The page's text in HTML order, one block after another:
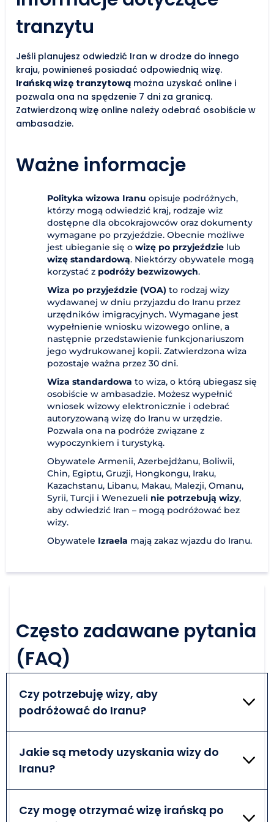
tranzytu
Jeśli planujesz odwiedzić Iran w drodze do innego
kraju, powinieneś posiadać odpowiednią wizę.
Irańską wizę tranzytową można uzyskać online i
pozwala ona na spędzenie 7 dni za granicą.
Zatwierdzoną wizę online należy odebrać osobiście w
ambasadzie.
Ważne informacje
Polityka wizowa Iranu opisuje podróżnych,
którzy mogą odwiedzić kraj, rodzaje wiz
dostępne dla obcokrajowców oraz dokumenty
wymagane po przyjeździe. Obecnie możliwe
jest ubieganie się o wizę po przyjeździe lub
wizę standardową. Niektórzy obywatele mogą
korzystać z podróży bezwizowych.
Wiza po przyjeździe (VOA) to rodzaj wizy
wydawanej w dniu przyjazdu do Iranu przez
urzędników imigracyjnych. Wymagane jest
wypełnienie wniosku wizowego online, a
następnie przedstawienie funkcjonariuszom
jego wydrukowanej kopii. Zatwierdzona wiza
pozostaje ważna przez 30 dni.
Wiza standardowa to wiza, o którą ubiegasz się
osobiście w ambasadzie. Możesz wypełnić
wniosek wizowy elektronicznie i odebrać
autoryzowaną wizę do Iranu w urzędzie.
Pozwala ona na podróże związane z
wypoczynkiem i turystyką.
Obywatele Armenii, Azerbejdżanu, Boliwii,
Chin, Egiptu, Gruzji, Hongkongu, Iraku,
Kazachstanu, Libanu, Makau, Malezji, Omanu,
Syrii, Turcji i Wenezueli nie potrzebują wizy,
aby odwiedzić Iran – mogą podróżować bez
wizy.
Obywatele Izraela mają zakaz wjazdu do Iranu.
Często zadawane pytania
(FAQ)
Czy potrzebuję wizy, aby
podróżować do Iranu?
Jeśli nie jesteś obywatelem kraju zwolnionego z
wyjazdem do Iranu. W zależności od kraju
pochodzenia, możesz kwalifikować się do
Jakie są metody uzyskania wizy do
Iranu?
Obecna polityka wizowa Iranu rozróżnia dwa
rodzaje wiz. Wizę po przyjeździe można uzyskać przy
wjeździe do kraju przez wybrany port przylotu. Aby
Czy mogę otrzymać wizę irańską po